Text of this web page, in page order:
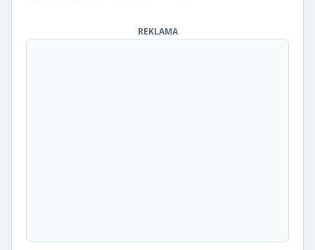
REKLAMA